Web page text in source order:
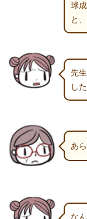
球
と
先
した
あ
な